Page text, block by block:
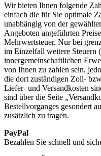
Wir bieten Ihnen folgende
einfach die für Sie optimale
unabhängig von der
Angeboten angeführten
Mehrwertsteuer. Nur bei
im Einzelfall weitere Steuern
innergemeinschaftlichen
von Ihnen zu zahlen sein,
die dort zuständigen Zoll-
Liefer- und Versandkosten
sind über die Seite
Bestellvorganges gesondert
zusätzlich zu tragen.
PayPal
Bezahlen Sie schnell und